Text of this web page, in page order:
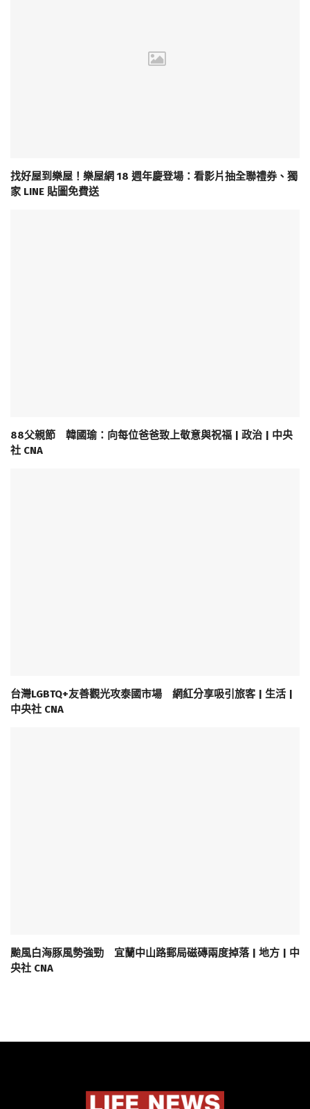
找好屋到樂屋！樂屋網 18 週年慶登場：看影片抽全聯禮券、獨
家 LINE 貼圖免費送
88父親節 韓國瑜：向每位爸爸致上敬意與祝福 | 政治 | 中央
社 CNA
台灣LGBTQ+友善觀光攻泰國市場 網紅分享吸引旅客 | 生活 |
中央社 CNA
颱風白海豚風勢強勁 宜蘭中山路郵局磁磚兩度掉落 | 地方 | 中
央社 CNA